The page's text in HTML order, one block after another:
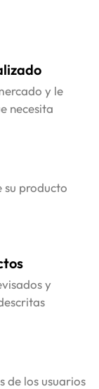
y le
necesita
su producto
y
de los usuarios